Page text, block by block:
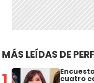
MÁS LEÍDAS DE
cuatro